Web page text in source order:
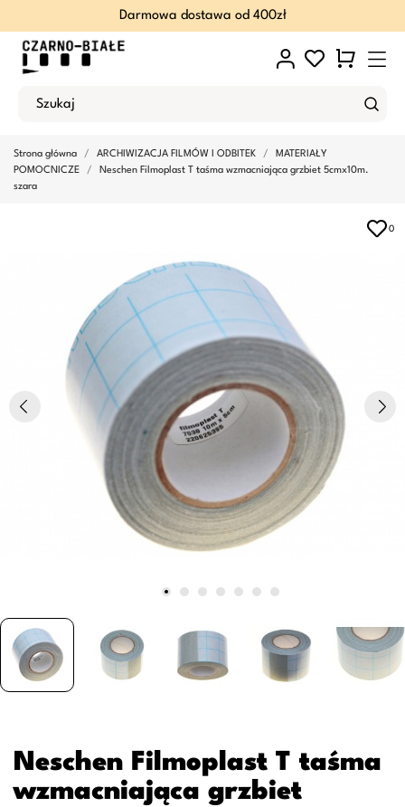
Darmowa dostawa od 400zł
Strona główna ARCHIWIZACJA FILMÓW I ODBITEK
MATERIAŁY
POMOCNICZE
Neschen Filmoplast T taśma wzmacniająca grzbiet 5cmx10m.
szara
0
Neschen Filmoplast T taśma
wzmacniająca grzbiet